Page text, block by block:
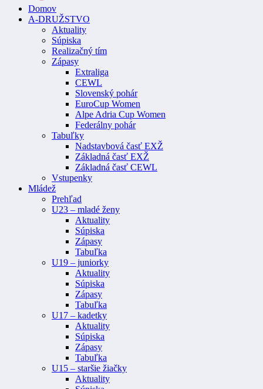
Domov
A-DRUŽSTVO
Aktuality
Súpiska
Realizačný tím
Zápasy
Extraliga
CEWL
Slovenský pohár
EuroCup Women
Alpe Adria Cup Women
Federálny pohár
Tabuľky
Nadstavbová časť EXŽ
Základná časť EXŽ
Základná časť CEWL
Vstupenky
Mládež
Prehľad
U23 – mladé ženy
Aktuality
Súpiska
Zápasy
Tabuľka
U19 – juniorky
Aktuality
Súpiska
Zápasy
Tabuľka
U17 – kadetky
Aktuality
Súpiska
Zápasy
Tabuľka
U15 – staršie žiačky
Aktuality